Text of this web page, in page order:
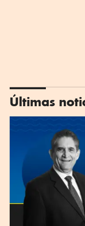
Últimas